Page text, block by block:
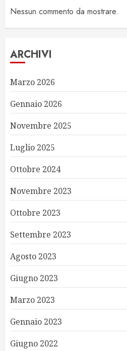
Nessun commento da mostrare.
ARCHIVI
Marzo 2026
Gennaio 2026
Novembre 2025
Luglio 2025
Ottobre 2024
Novembre 2023
Ottobre 2023
Settembre 2023
Agosto 2023
Giugno 2023
Marzo 2023
Gennaio 2023
Giugno 2022